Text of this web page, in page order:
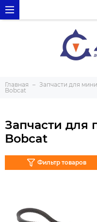
Главная Запчасти для
Bobcat
Запчасти для
Bobcat
Фильтр товаров